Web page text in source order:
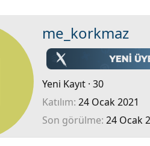
me_korkmaz
Yeni Kayıt · 30
Katılım 24 Ocak 2021
Son görülme 24 Ocak